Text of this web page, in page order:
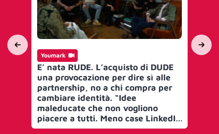
Youmark
E’ nata RUDE. L’acquisto di DUDE
una provocazione per dire sì alle
partnership, no a chi compra per
cambiare identità. “Idee
maleducate che non vogliono
piacere a tutti. Meno case LinkedIn
più caroselli col buster. Per farsi